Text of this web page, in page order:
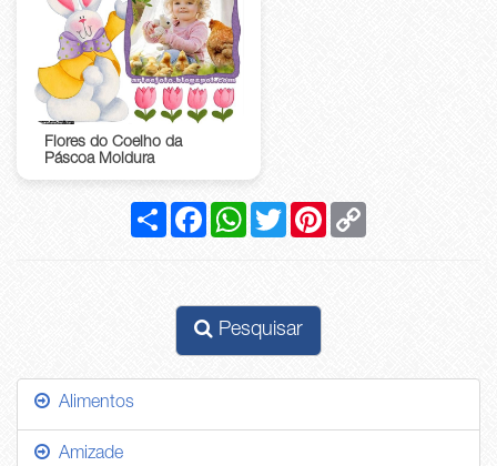
Flores do Coelho da
Páscoa Moldura
CompartilharFacebookWhatsApp
Twitter Pinterest
Pesquisar
Alimentos
Amizade